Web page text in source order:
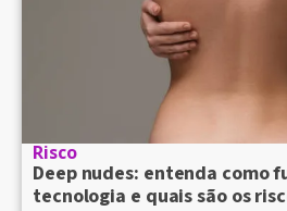
Risco
Deep nudes: entenda como
tecnologia e quais são os